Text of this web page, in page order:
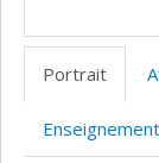
Portrait